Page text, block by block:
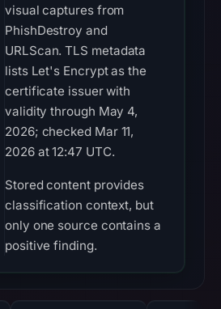
visual captures from
PhishDestroy and
URLScan. TLS metadata
lists Let's Encrypt as the
certificate issuer with
validity through May 4,
2026; checked Mar 11,
2026 at 12:47 UTC.
Stored content provides
classification context, but
only one source contains a
positive finding.